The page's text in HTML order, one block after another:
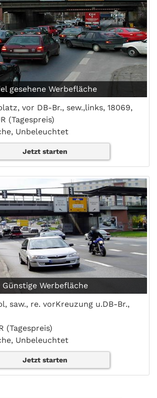
gesehene Werbefläche
vor DB-Br., sew.,links, 18069,
(Tagespreis)
Unbeleuchtet
Jetzt starten
Günstige Werbefläche
saw., re. vorKreuzung u.DB-Br.,
(Tagespreis)
Unbeleuchtet
Jetzt starten